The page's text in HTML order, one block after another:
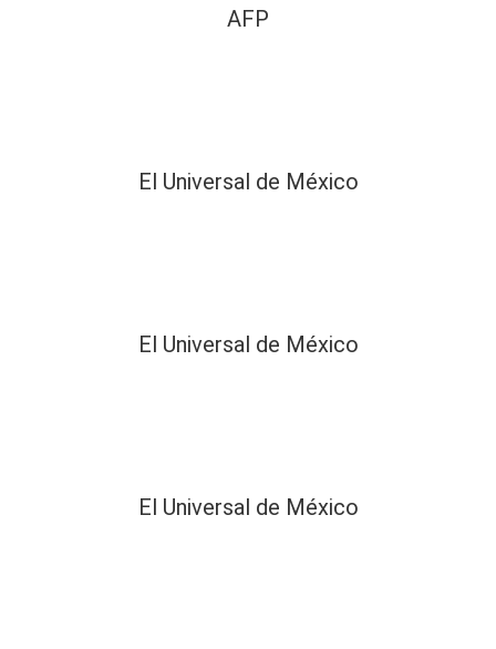
AFP
El Universal de México
El Universal de México
El Universal de México